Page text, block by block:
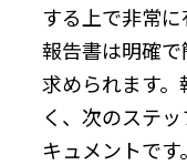
する上で非常
報告書は明確
求められます
く、次のステ
キュメントで